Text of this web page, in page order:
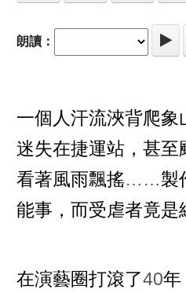
朗讀：
一個人汗流浹背爬
迷失在捷運站，甚至
看著風雨飄搖……製
能事，而受虐者竟是
在演藝圈打滾了40年